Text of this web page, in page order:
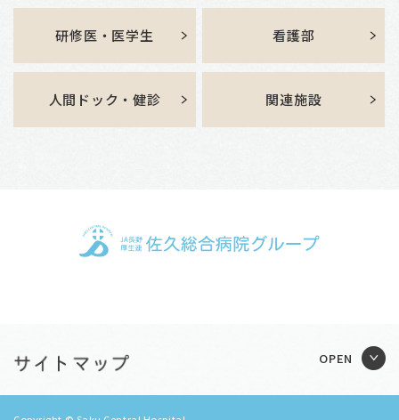
研修医・医学生 看護部
人間ドック・健診 関連施設